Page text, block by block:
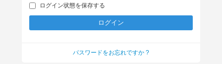
ログイン状態を保存する
パスワードをお忘れですか ?